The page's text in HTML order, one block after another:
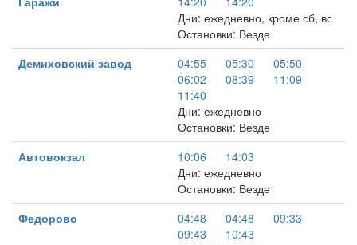
Дни: ежедневно, кроме сб, вс
Остановки: Везде
Демиховский завод
04:55 05:30
05:50
06:02
08:39
11:09
11:40
Дни: ежедневно
Остановки: Везде
Автовокзал
10:06
14:03
Дни: ежедневно
Остановки: Везде
Федорово
04:48 04:48
09:33
09:43
10:43